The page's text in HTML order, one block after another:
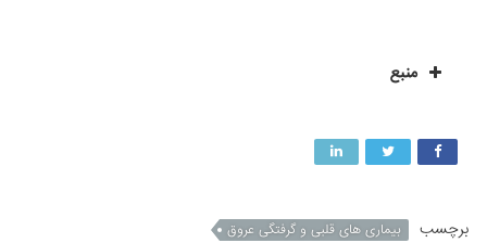
منبع
برچسب
بیماری های قلبی و گرفتگی عروق